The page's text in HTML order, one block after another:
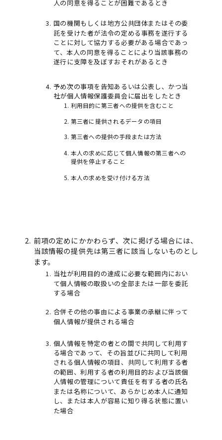
人の同意を得ることが困難であるとき
国の機関もしくは地方公共団体またはその委
託を受けた者が法令の定める事務を遂行する
ことに対して協力する必要がある場合であっ
て、本人の同意を得ることにより当該事務の
遂行に支障を及ぼすおそれがあるとき
予め次の事項を告知あるいは公表し、かつ当
社が個人情報保護委員会に届出をしたとき
利用目的に第三者への提供を含むこと
第三者に提供されるデータの項目
第三者への提供の手段または方法
本人の求めに応じて個人情報の第三者への
提供を停止すること
本人の求めを受け付ける方法
前項の定めにかかわらず、次に掲げる場合には、
当該情報の提供先は第三者に該当しないものとし
ます。
当社が利用目的の達成に必要な範囲内におい
て個人情報の取扱いの全部または一部を委託
する場合
合併その他の事由による事業の承継に伴って
個人情報が提供される場合
個人情報を特定の者との間で共同して利用す
る場合であって、その旨並びに共同して利用
される個人情報の項目、共同して利用する者
の範囲、利用する者の利用目的および当該個
人情報の管理について責任を有する者の氏名
または名称について、あらかじめ本人に通知
し、または本人が容易に知り得る状態に置い
た場合